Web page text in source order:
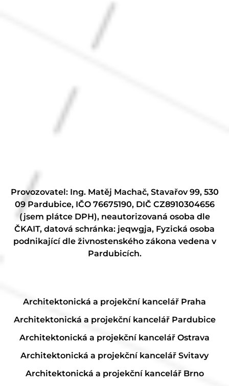
Provozovatel: Ing. Matěj Machač, Stavařov 99, 530
09 Pardubice, IČO 76675190, DIČ CZ8910304656
(jsem plátce DPH), neautorizovaná osoba dle
ČKAIT, datová schránka: jeqwgja, Fyzická osoba
podnikající dle živnostenského zákona vedena v
Pardubicích.
Architektonická a projekční kancelář Praha
Architektonická a projekční kancelář Pardubice
Architektonická a projekční kancelář Ostrava
Architektonická a projekční kancelář Svitavy
Architektonická a projekční kancelář Brno